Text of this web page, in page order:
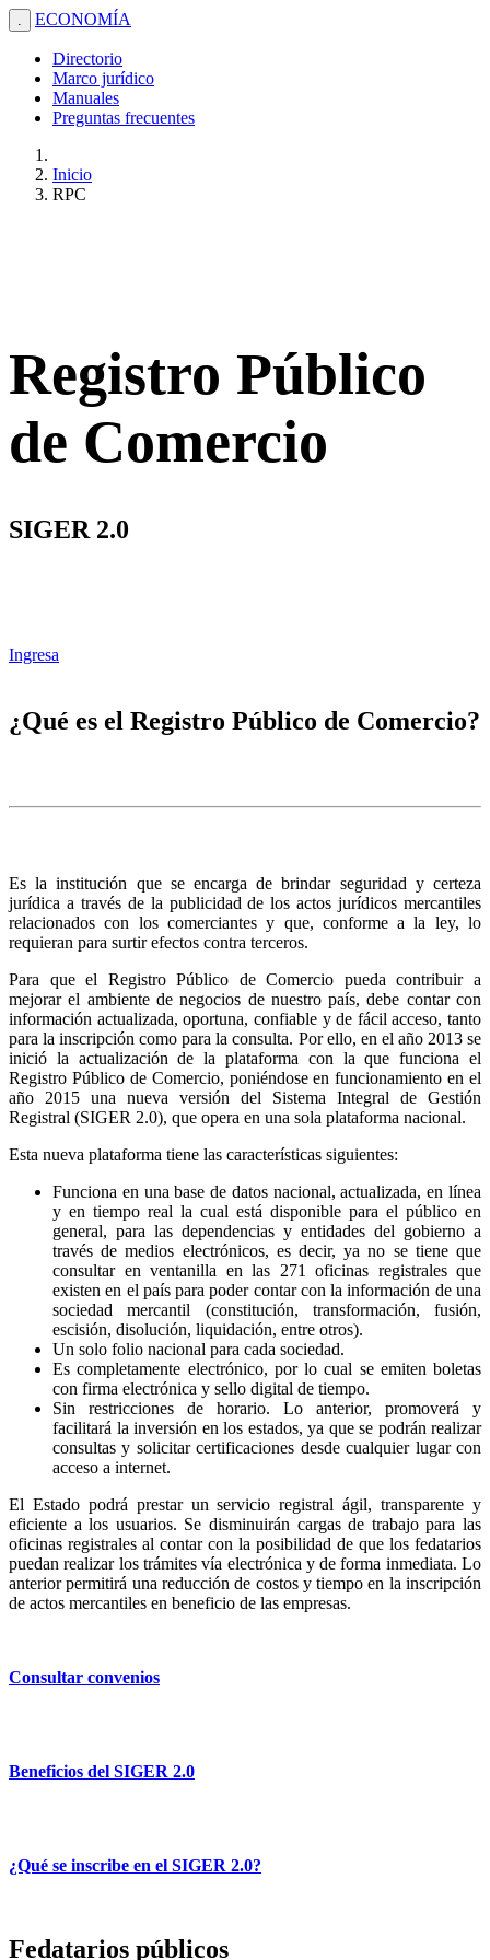
. ECONOMÍA
Directorio
Marco jurídico
Manuales
Preguntas frecuentes
Inicio
RPC
Registro Público
de Comercio
SIGER 2.0
Ingresa
¿Qué es el Registro Público de Comercio?
Es la institución que se encarga de brindar seguridad y certeza
jurídica a través de la publicidad de los actos jurídicos mercantiles
relacionados con los comerciantes y que, conforme a la ley, lo
requieran para surtir efectos contra terceros.
Para que el Registro Público de Comercio pueda contribuir a
mejorar el ambiente de negocios de nuestro país, debe contar con
información actualizada, oportuna, confiable y de fácil acceso, tanto
para la inscripción como para la consulta. Por ello, en el año 2013 se
inició la actualización de la plataforma con la que funciona el
Registro Público de Comercio, poniéndose en funcionamiento en el
año 2015 una nueva versión del Sistema Integral de Gestión
Registral (SIGER 2.0), que opera en una sola plataforma nacional.
Esta nueva plataforma tiene las características siguientes:
Funciona en una base de datos nacional, actualizada, en línea
y en tiempo real la cual está disponible para el público en
general, para las dependencias y entidades del gobierno a
través de medios electrónicos, es decir, ya no se tiene que
consultar en ventanilla en las 271 oficinas registrales que
existen en el país para poder contar con la información de una
sociedad mercantil (constitución, transformación, fusión,
escisión, disolución, liquidación, entre otros).
Un solo folio nacional para cada sociedad.
Es completamente electrónico, por lo cual se emiten boletas
con firma electrónica y sello digital de tiempo.
Sin restricciones de horario. Lo anterior, promoverá y
facilitará la inversión en los estados, ya que se podrán realizar
consultas y solicitar certificaciones desde cualquier lugar con
acceso a internet.
El Estado podrá prestar un servicio registral ágil, transparente y
eficiente a los usuarios. Se disminuirán cargas de trabajo para las
oficinas registrales al contar con la posibilidad de que los fedatarios
puedan realizar los trámites vía electrónica y de forma inmediata. Lo
anterior permitirá una reducción de costos y tiempo en la inscripción
de actos mercantiles en beneficio de las empresas.
Consultar convenios
Beneficios del SIGER 2.0
¿Qué se inscribe en el SIGER 2.0?
Fedatarios públicos